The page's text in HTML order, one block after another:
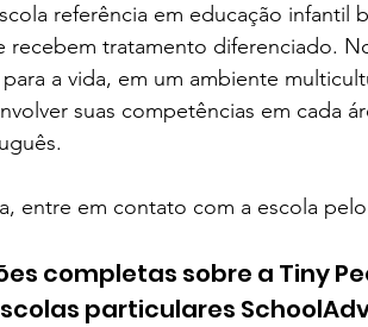
referência em educação infantil
recebem tratamento diferenciado.
a vida, em um ambiente
suas competências em cada
entre em contato com a escola
completas sobre a Tiny
particulares